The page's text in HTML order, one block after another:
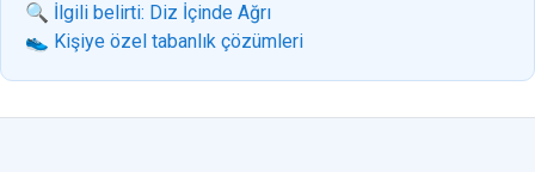
🔍 İlgili belirti: Diz İçinde Ağrı
👟 Kişiye özel tabanlık çözümleri